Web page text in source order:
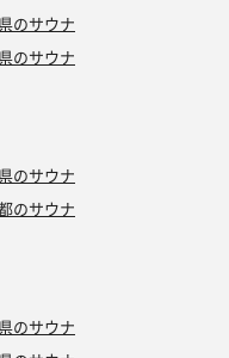
ット
カレーは飲み物(笑)
のサウナ
のサウナ
のサウナ
のサウナ
のサウナ